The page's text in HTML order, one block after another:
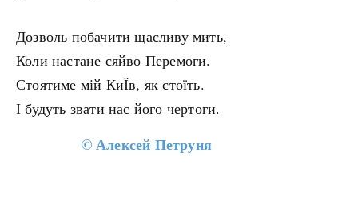
Дозволь побачити щасливу мить,
Коли настане сяйво Перемоги.
Стоятиме мій КиЇв, як стоїть.
І будуть звати нас його чертоги.
©Алексей Петруня